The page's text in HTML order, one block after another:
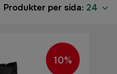
Produkter per sida: 24
10%